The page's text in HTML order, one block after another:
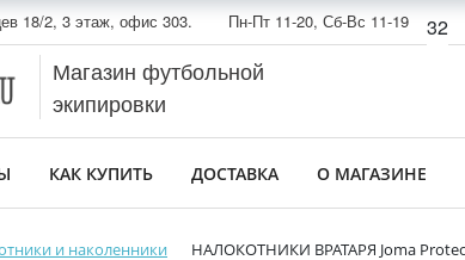
18/2, 3 этаж, офис 303. Пн-Пт 11-20, Сб-Вс 11-19 32
Магазин футбольной
экипировки
КАК КУПИТЬ ДОСТАВКА О МАГАЗИНЕ
и наколенники НАЛОКОТНИКИ ВРАТАРЯ Joma